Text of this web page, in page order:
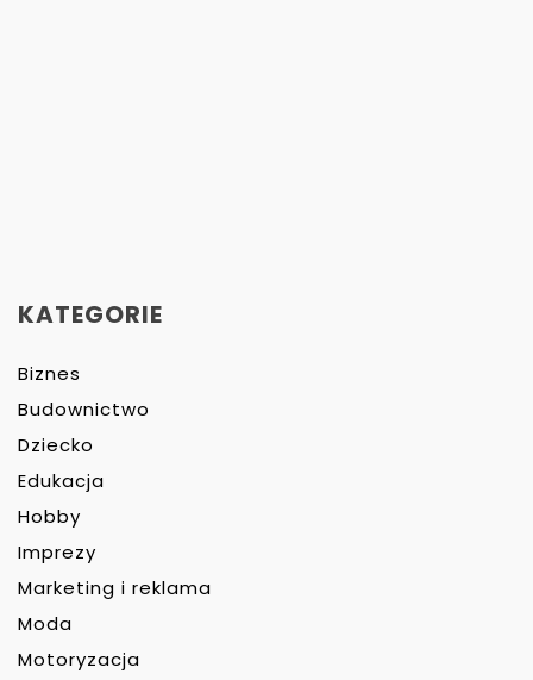
KATEGORIE
Biznes
Budownictwo
Dziecko
Edukacja
Hobby
Imprezy
Marketing i reklama
Moda
Motoryzacja